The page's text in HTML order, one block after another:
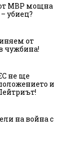
от МВР мощна
убиец?
от
чужбина!
не ще
и
на война с